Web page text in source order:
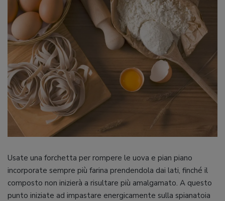
Usate una forchetta per rompere le uova e pian piano
incorporate sempre più farina prendendola dai lati, finché il
composto non inizierà a risultare più amalgamato. A questo
punto iniziate ad impastare energicamente sulla spianatoia